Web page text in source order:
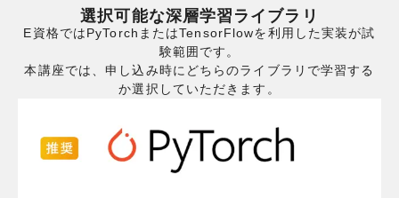
選択可能な深層学習ライブラリ
E資格ではPyTorchまたはTensorFlowを利用した実装が試
験範囲です。
本講座では、申し込み時にどちらのライブラリで学習する
か選択していただきます。